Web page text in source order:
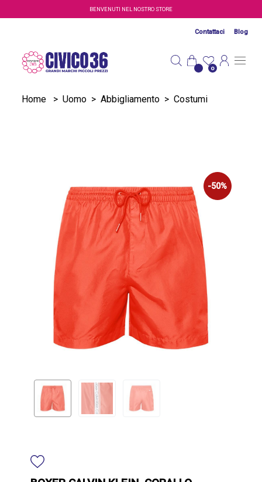
Salta al contenuto principaleBENVENUTI NEL NOSTRO STORE
Contattaci Blog
0
Home > Uomo > Abbigliamento > Costumi
-50%